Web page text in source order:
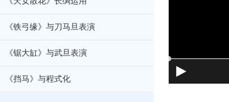
《铁弓缘》与刀马旦表演
《锯大缸》与武旦表演
《挡马》与程式化